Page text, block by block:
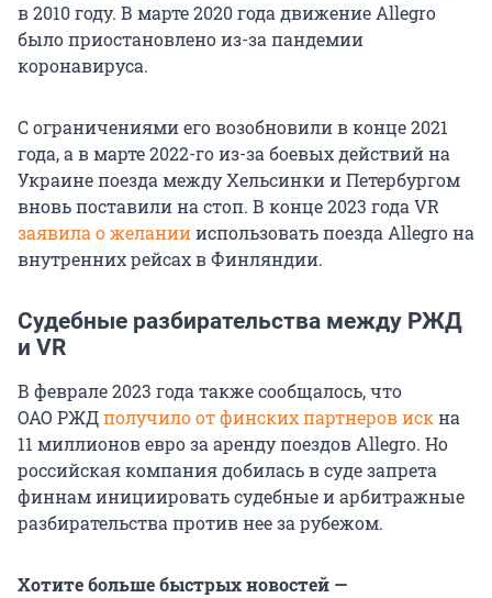
в 2010 году. В марте 2020 года движение Allegro
было приостановлено из-за пандемии
коронавируса.
С ограничениями его возобновили в конце 2021
года, а в марте 2022-го из-за боевых действий на
Украине поезда между Хельсинки и Петербургом
вновь поставили на стоп. В конце 2023 года VR
заявила о желаниииспользовать поезда Allegro на
внутренних рейсах в Финляндии.
Судебные разбирательства между РЖД
и VR
В феврале 2023 года также сообщалось, что
ОАО РЖДполучило от финских партнеров искна
11 миллионов евро за аренду поездов Allegro. Но
российская компания добилась в суде запрета
финнам инициировать судебные и арбитражные
разбирательства против нее за рубежом.
Хотите больше быстрых новостей —